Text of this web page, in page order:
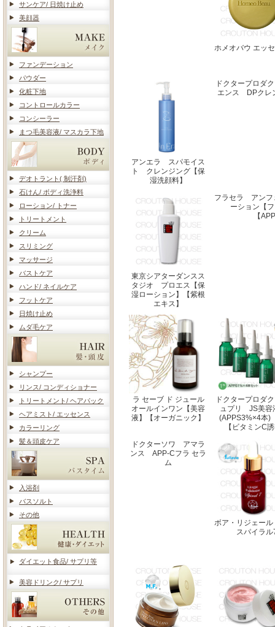
サンケア/ 日焼け止め
美顔器
ファンデーション
パウダー
化粧下地
コントロールカラー
コンシーラー
まつ毛美容液/ マスカラ下地
デオトラント( 制汗剤)
石けん/ ボディ洗浄料
ローション/ トナー
トリートメント
クリーム
スリミング
マッサージ
バストケア
ハンド/ ネイルケア
フットケア
日焼け止め
ムダ毛ケア
シャンプー
リンス/ コンディショナー
トリートメント/ ヘアパック
ヘアミスト/ エッセンス
カラーリング
髪＆頭皮ケア
入浴剤
バスソルト
その他
ダイエット食品/ サプリ等
美容ドリンク/ サプリ
ホメオバウ エッ
アンエラ スパモイス
ト クレンジング【保
湿洗顔料】
ドクタープロダ
エンス DPクレ
東京シアターダンスス
タジオ プロエス【保
湿ローション】【紫根
エキス】
フラセラ アンフ
ーション【
【
ラ セーブ ド ジュール
オールインワン【美容
液】【オーガニック】
ドクタープロダ
ュプリ JS美
(APPS3%×4本)
【ビタミンC
ドクターソワ アマラ
ンス APP-Cフラ セラ
ム
ボア・リジェー
スパイラ